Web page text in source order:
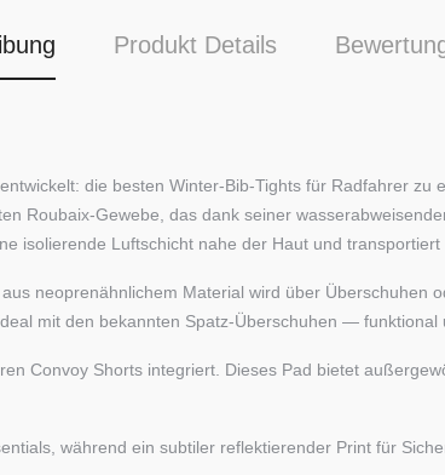
Produkt Details
die besten Winter-Bib-Tights für Radfahrer
Roubaix-Gewebe, das dank seiner
isolierende Luftschicht nahe der Haut und
neoprenähnlichem Material wird über
mit den bekannten Spatz-Überschuhen — funktional
Convoy Shorts integriert. Dieses Pad bietet
während ein subtiler reflektierender Print für